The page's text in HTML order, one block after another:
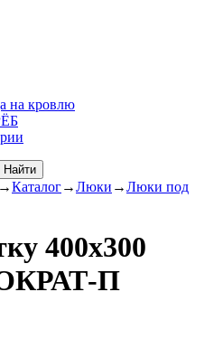
на кровлю
Найти
→Каталог→Люки →Люки под
400х300
П